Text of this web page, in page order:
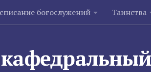
богослужений Таинства